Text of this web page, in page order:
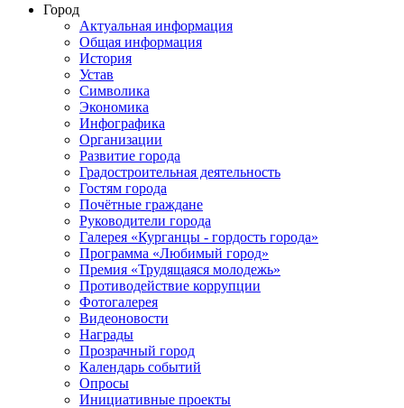
Город
Актуальная информация
Общая информация
История
Устав
Символика
Экономика
Инфографика
Организации
Развитие города
Градостроительная деятельность
Гостям города
Почётные граждане
Руководители города
Галерея «Курганцы - гордость города»
Программа «Любимый город»
Премия «Трудящаяся молодежь»
Противодействие коррупции
Фотогалерея
Видеоновости
Награды
Прозрачный город
Календарь событий
Опросы
Инициативные проекты